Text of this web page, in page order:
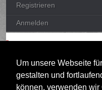
Um unsere Webseite
gestalten und
können, verwenden
Registrieren
Anmelden